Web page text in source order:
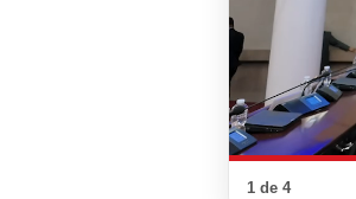
1 de 4